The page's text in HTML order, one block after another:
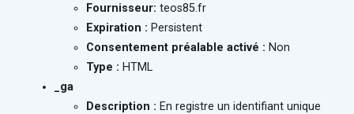
Fournisseur: teos85.fr
Expiration : Persistent
Consentement préalable activé : Non
Type : HTML
_ga
Description : En registre un identifiant unique